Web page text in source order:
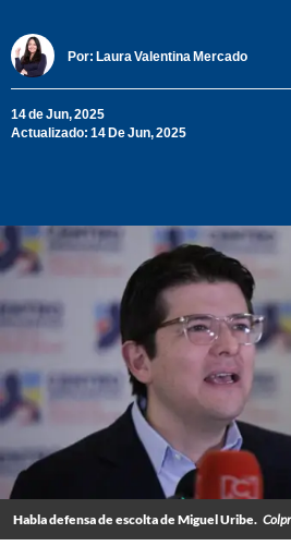
Por: Laura Valentina Mercado
14 de Jun, 2025
Actualizado: 14 De Jun, 2025
Habla defensa de escolta de Miguel Uribe.